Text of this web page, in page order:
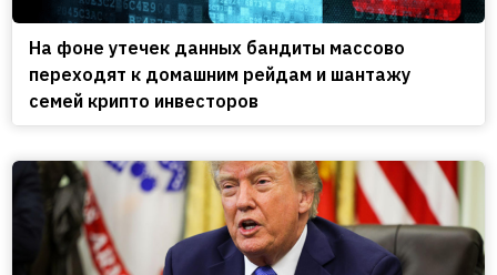
На фоне утечек данных бандиты массово
переходят к домашним рейдам и шантажу
семей крипто инвесторов